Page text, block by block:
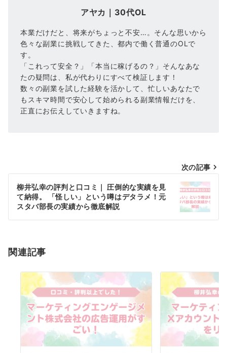
アヤカ｜30代OL
本業だけだと、将来がちょっと不安…。そんな思いから
色々な副業に挑戦してきた、都内で働く普通のOLで
す。
「これって安全？」「本当に稼げるの？」そんなあな
たの疑問は、私が代わりにすべて検証します！
数々の副業を試した経験を活かして、忙しいあなたで
もスキマ時間で安心して始められる副業情報だけを、
正直にお伝えしていきますね。
稿
ナ
ビ
ー
次の記事
柳井弘幸の評判と口コミ｜ 圧倒的な実績を見
て納得。 「怪しい」という噂はデタラメ！元
スタバ部長の実績から徹底解説
関連記事